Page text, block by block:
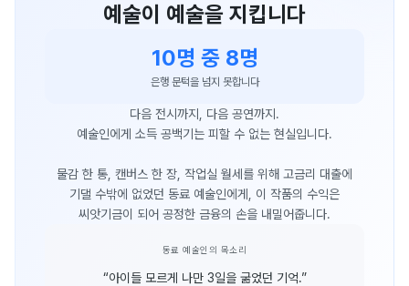
예술이 예술을 지킵니다
10명 중 8명
은행 문턱을 넘지 못합니다
다음 전시까지, 다음 공연까지.
예술인에게 소득 공백기는 피할 수 없는 현실입니다.
물감 한 통, 캔버스 한 장, 작업실 월세를 위해 고금리 대출에
기댈 수밖에 없었던 동료 예술인에게, 이 작품의 수익은
씨앗기금이 되어 공정한 금융의 손을 내밀어줍니다.
동료 예술인의 목소리
“아이들 모르게 나만 3일을 굶었던 기억.”